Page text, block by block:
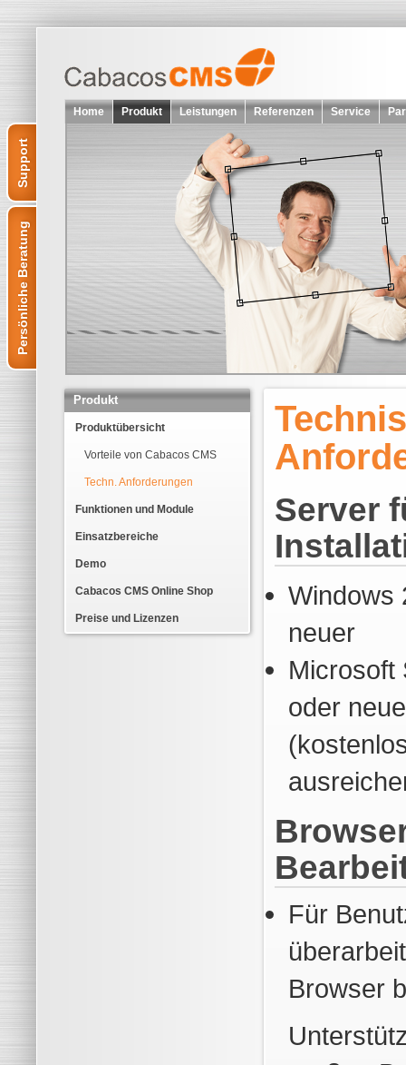
Support
Persönliche Beratung
Home Produkt Leistungen Referenzen Service
Produkt
Produktübersicht
Vorteile von Cabacos CMS
Techn. Anforderungen
Funktionen und Module
Einsatzbereiche
Demo
Cabacos CMS Online Shop
Preise und Lizenzen
Server
Windows
neuer
Microsoft
oder
Für
Browser